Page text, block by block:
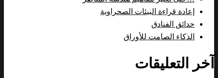
إعادة قراءة البيئات الصحراوية
حدائق الفنادق
الذكاء الصامت للأوراق
آخر التعليقات